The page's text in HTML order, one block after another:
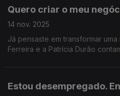
Quero criar o meu
14 nov. 2025
Já pensaste em transformar
Ferreira e a Patrícia Durão
Estou desempregado.